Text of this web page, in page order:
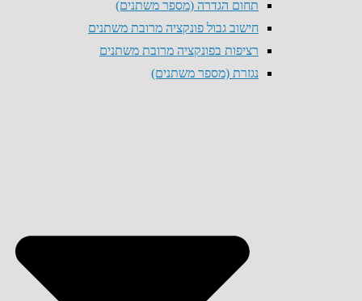
תחום הגדרה (מספר משתנים)
חישוב גבול פונקציה מרובת משתנים
רציפות בפונקציה מרובת משתנים
נגזרת (מספר משתנים)